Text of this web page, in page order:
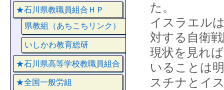
た。
イスラエル
対する自衛
現状を見れ
いることは
スチナとイ
★石川県教職員組合ＨＰ
県教組（あちこちリンク）
いしかわ教育総研
★石川県高等学校教職員組合
★全国一般労組